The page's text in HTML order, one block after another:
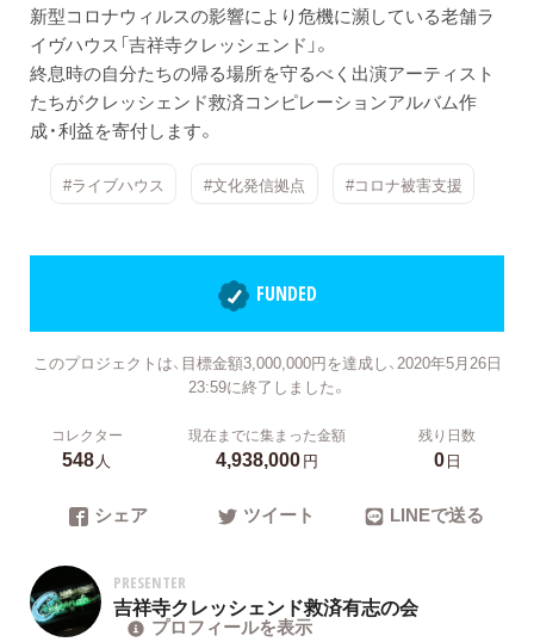
新型コロナウィルスの影響により危機に瀕している老舗ラ
イヴハウス「吉祥寺クレッシェンド」。
終息時の自分たちの帰る場所を守るべく出演アーティスト
たちがクレッシェンド救済コンピレーションアルバム作
成・利益を寄付します。
#ライブハウス #文化発信拠点 #コロナ被害支援
FUNDED
このプロジェクトは、目標金額3,000,000円を達成し、2020年5月26日
23:59に終了しました。
コレクター
548人
現在までに集まった金額
4,938,000円
残り日数
0日
シェア ツイート LINEで送る
PRESENTER
吉祥寺クレッシェンド救済有志の会
プロフィールを表示